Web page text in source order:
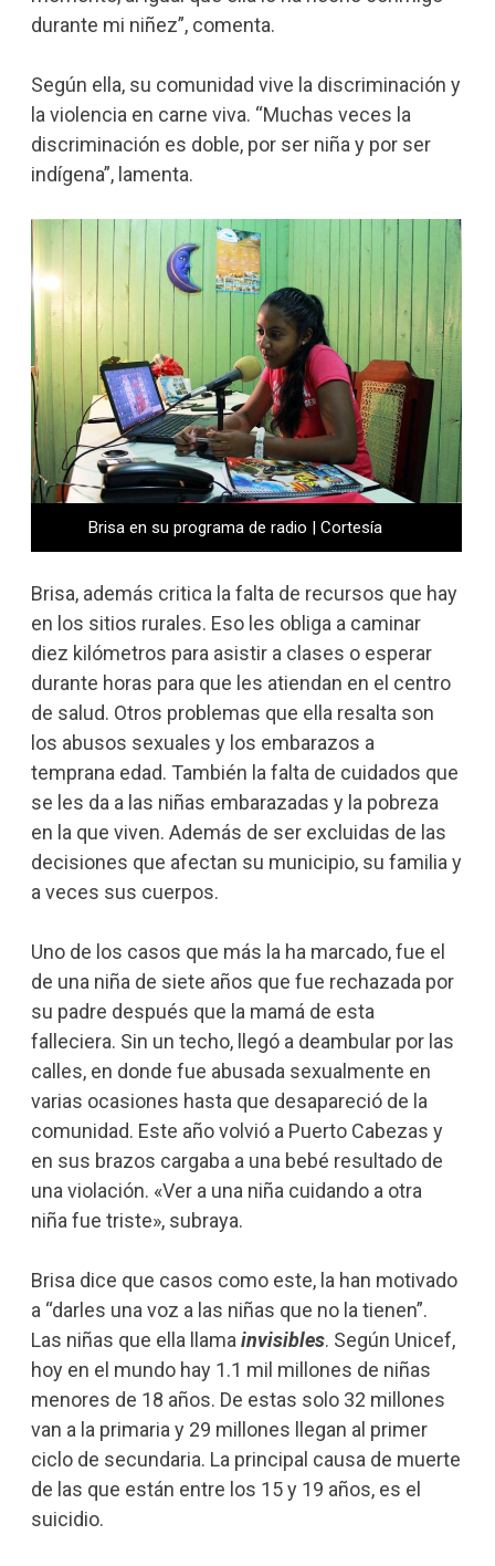
durante mi niñez”, comenta.
Según ella, su comunidad vive la discriminación y
la violencia en carne viva. “Muchas veces la
discriminación es doble, por ser niña y por ser
indígena”, lamenta.
Brisa en su programa de radio | Cortesía
Brisa, además critica la falta de recursos que hay
en los sitios rurales. Eso les obliga a caminar
diez kilómetros para asistir a clases o esperar
durante horas para que les atiendan en el centro
de salud. Otros problemas que ella resalta son
los abusos sexuales y los embarazos a
temprana edad. También la falta de cuidados que
se les da a las niñas embarazadas y la pobreza
en la que viven. Además de ser excluidas de las
decisiones que afectan su municipio, su familia y
a veces sus cuerpos.
Uno de los casos que más la ha marcado, fue el
de una niña de siete años que fue rechazada por
su padre después que la mamá de esta
falleciera. Sin un techo, llegó a deambular por las
calles, en donde fue abusada sexualmente en
varias ocasiones hasta que desapareció de la
comunidad. Este año volvió a Puerto Cabezas y
en sus brazos cargaba a una bebé resultado de
una violación. «Ver a una niña cuidando a otra
niña fue triste», subraya.
Brisa dice que casos como este, la han motivado
a “darles una voz a las niñas que no la tienen”.
Las niñas que ella llama invisibles. Según Unicef,
hoy en el mundo hay 1.1 mil millones de niñas
menores de 18 años. De estas solo 32 millones
van a la primaria y 29 millones llegan al primer
ciclo de secundaria. La principal causa de muerte
de las que están entre los 15 y 19 años, es el
suicidio.